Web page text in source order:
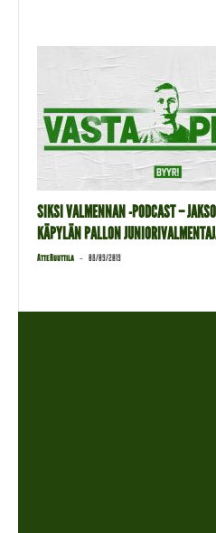
SIKSI VALMENNAN -PODCAST –
KÄPYLÄN PALLON
Atte Ruuttila - 08/09/2019